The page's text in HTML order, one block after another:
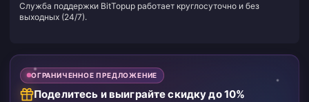
Служба поддержки BitTopup работает круглосуточно и без
выходных (24/7).
ОГРАНИЧЕННОЕ ПРЕДЛОЖЕНИЕ
Поделитесь и выиграйте скидку до 10%